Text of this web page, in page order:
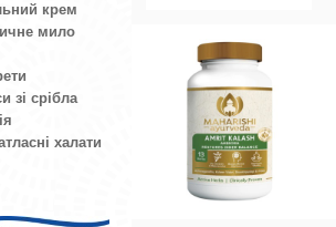
крем
мило
зі срібла
халати